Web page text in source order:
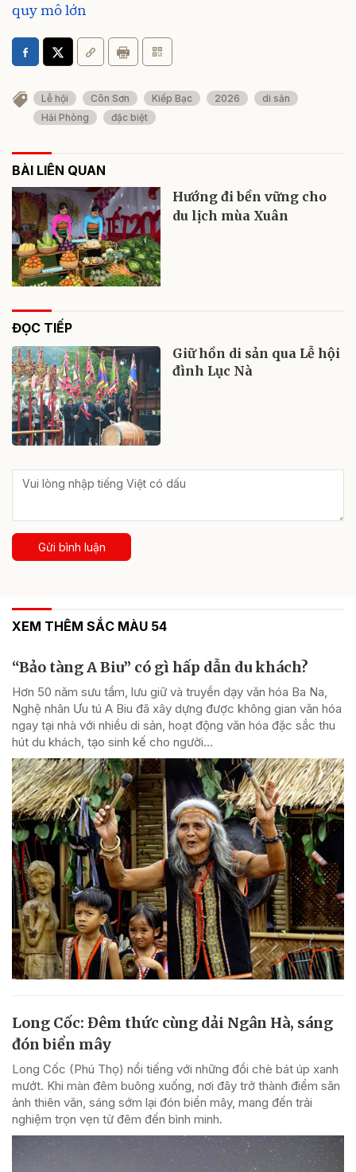
quy mô lớn
Lễ hội Côn Sơn Kiếp Bạc 2026
di sản
Hải Phòng
đặc biệt
BÀI LIÊN QUAN
Hướng đi bền vững cho
du lịch mùa Xuân
ĐỌC TIẾP
Giữ hồn di sản qua Lễ hội
đình Lục Nà
Gửi bình luận
XEM THÊM SẮC MÀU 54
“Bảo tàng A Biu” có gì hấp dẫn du khách?
Hơn 50 năm sưu tầm, lưu giữ và truyền dạy văn hóa Ba Na,
Nghệ nhân Ưu tú A Biu đã xây dựng được không gian văn hóa
ngay tại nhà với nhiều di sản, hoạt động văn hóa đặc sắc thu
hút du khách, tạo sinh kế cho người...
Long Cốc: Đêm thức cùng dải Ngân Hà, sáng
đón biển mây
Long Cốc (Phú Thọ) nổi tiếng với những đồi chè bát úp xanh
mướt. Khi màn đêm buông xuống, nơi đây trở thành điểm săn
ảnh thiên văn, sáng sớm lại đón biển mây, mang đến trải
nghiệm trọn vẹn từ đêm đến bình minh.